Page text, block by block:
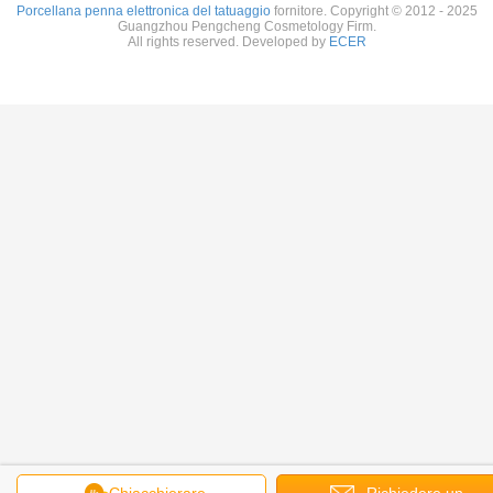
Porcellana penna elettronica del tatuaggiofornitore. Copyright © 2012 - 2025
Guangzhou Pengcheng Cosmetology Firm.
All rights reserved. Developed by ECER